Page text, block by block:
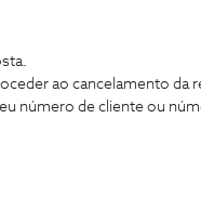
ao cancelamento da
número de cliente ou